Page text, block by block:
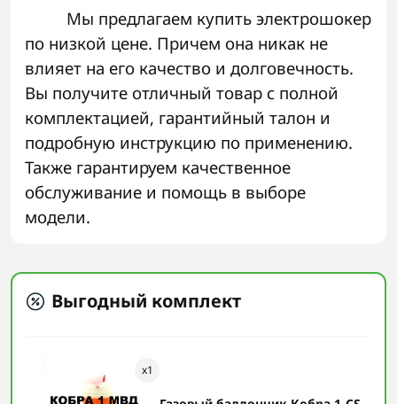
Мы предлагаем купить электрошокер
по низкой цене. Причем она никак не
влияет на его качество и долговечность.
Вы получите отличный товар с полной
комплектацией, гарантийный талон и
подробную инструкцию по применению.
Также гарантируем качественное
обслуживание и помощь в выборе
модели.
Выгодный комплект
x1